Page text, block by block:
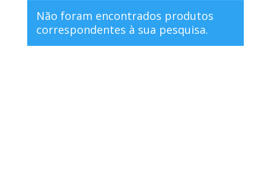
Não foram encontrados produtos
correspondentes à sua pesquisa.